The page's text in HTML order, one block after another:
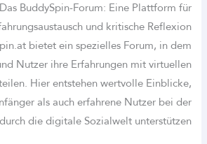
Das BuddySpin-Forum:
Erfahrungsaustausch und
Das buddyspin.at bietet ein spezielles
Nutzerinnen und Nutzer ihre
Freundschaften teilen. Hier entstehen
die sowohl Anfänger als auch erfahrene
Navigation durch die digitale